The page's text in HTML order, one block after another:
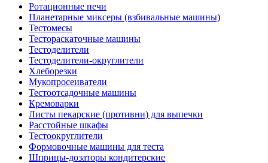
Ротационные печи
Планетарные миксеры (взбивальные машины)
Тестомесы
Тестораскаточные машины
Тестоделители
Тестоделители-округлители
Хлеборезки
Мукопросеиватели
Тестоотсадочные машины
Кремоварки
Листы пекарские (противни) для выпечки
Расстойные шкафы
Тестоокруглители
Формовочные машины для теста
Шприцы-дозаторы кондитерские